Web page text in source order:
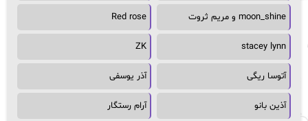
moon_shine و مریم ثروت Red rose
stacey lynn
ZK
آتوسا ریگی آذر یوسفی
آذین بانو آرام رستگار